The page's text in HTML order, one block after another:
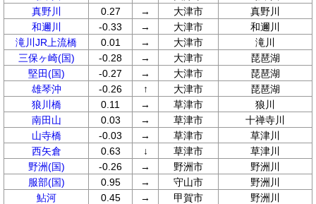
真野川
0.27 → 大津市
真野川
和邇川
-0.33 → 大津市
和邇川
滝川JR上流橋
0.01 → 大津市
滝川
三保ヶ崎(国)
-0.28 → 大津市
琵琶湖
堅田(国)
-0.27 → 大津市
琵琶湖
雄琴沖
-0.26 ↑ 大津市
琵琶湖
狼川橋
0.11 → 草津市
狼川
南田山
0.03 → 草津市
十禅寺川
山寺橋
-0.03 → 草津市
草津川
西矢倉
0.63 ↓ 草津市
草津川
野洲(国)
-0.26 → 野洲市
野洲川
服部(国)
0.95 → 守山市
野洲川
鮎河
0.45 → 甲賀市
野洲川